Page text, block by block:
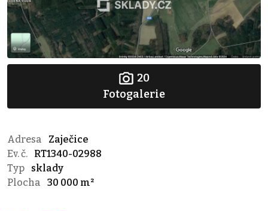
20
Fotogalerie
Adresa
Zaječice
Ev. č.
RT1340-02988
Typ
sklady
Plocha
30 000 m²